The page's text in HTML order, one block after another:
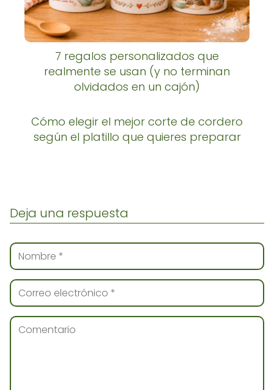
7 regalos personalizados que
realmente se usan (y no terminan
olvidados en un cajón)
Cómo elegir el mejor corte de cordero
según el platillo que quieres preparar
Deja una respuesta